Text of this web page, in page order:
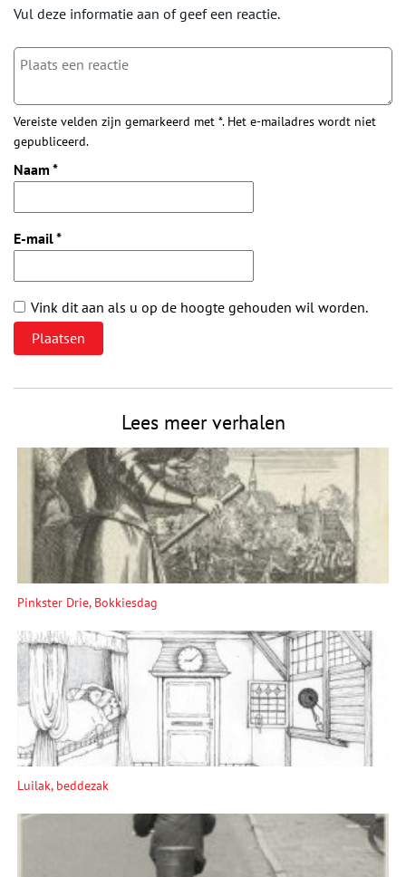
Vul deze informatie aan of geef een reactie.
Vereiste velden zijn gemarkeerd met *. Het e-mailadres wordt niet
gepubliceerd.
Naam *
E-mail*
Vink dit aan als u op de hoogte gehouden wil worden.
Lees meer verhalen
Pinkster Drie, Bokkiesdag
Luilak, beddezak